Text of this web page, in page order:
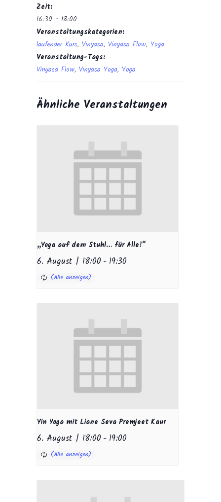
Zeit:
16:30 - 18:00
Veranstaltungskategorien:
laufender Kurs, Vinyasa, Vinyasa Flow, Yoga
Veranstaltung-Tags:
Vinyasa Flow, Vinyasa Yoga, Yoga
Ähnliche Veranstaltungen
„Yoga auf dem Stuhl… für Alle!“
6. August | 18:00 -19:30
Yin Yoga mit Liane Seva Premjeet Kaur
6. August | 18:00 -19:00